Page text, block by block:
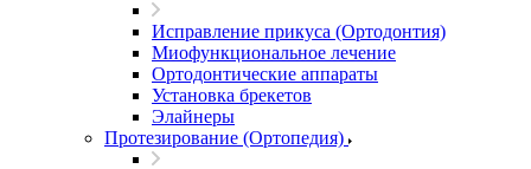
Исправление прикуса (Ортодонтия)
Миофункциональное лечение
Ортодонтические аппараты
Установка брекетов
Элайнеры
Протезирование (Ортопедия)